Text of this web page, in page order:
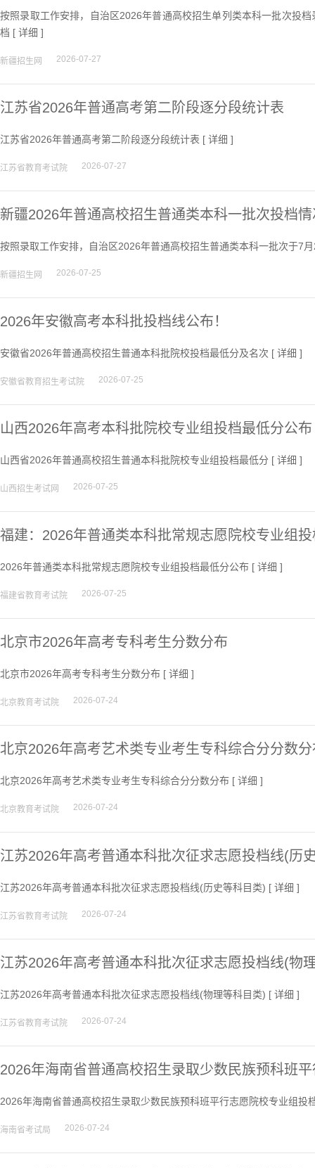
按照录取工作安排，自治区2026年普通高校招生单列类本科一批次投
档 [ 详细 ]
新疆招生网 2026-07-27
江苏省2026年普通高考第二阶段逐分段统计表
江苏省2026年普通高考第二阶段逐分段统计表 [ 详细 ]
江苏省教育考试院 2026-07-27
新疆2026年普通高校招生普通类本科一批次投档情
按照录取工作安排，自治区2026年普通高校招生普通类本科一批次于7
新疆招生网 2026-07-25
2026年安徽高考本科批投档线公布！
安徽省2026年普通高校招生普通本科批院校投档最低分及名次 [ 详细 ]
安徽省教育招生考试院 2026-07-25
山西2026年高考本科批院校专业组投档最低分公布
山西省2026年普通高校招生普通本科批院校专业组投档最低分 [ 详细 ]
山西招生考试网 2026-07-25
福建：2026年普通类本科批常规志愿院校专业组
2026年普通类本科批常规志愿院校专业组投档最低分公布 [ 详细 ]
福建省教育考试院 2026-07-25
北京市2026年高考专科考生分数分布
北京市2026年高考专科考生分数分布 [ 详细 ]
北京教育考试院 2026-07-24
北京2026年高考艺术类专业考生专科综合分分数分
北京2026年高考艺术类专业考生专科综合分分数分布 [ 详细 ]
北京教育考试院 2026-07-24
江苏2026年高考普通本科批次征求志愿投档线(历
江苏2026年高考普通本科批次征求志愿投档线(历史等科目类) [ 详细 ]
江苏省教育考试院 2026-07-24
江苏2026年高考普通本科批次征求志愿投档线(物
江苏2026年高考普通本科批次征求志愿投档线(物理等科目类) [ 详细 ]
江苏省教育考试院 2026-07-24
2026年海南省普通高校招生录取少数民族预科班
2026年海南省普通高校招生录取少数民族预科班平行志愿院校专业组投
海南省考试局 2026-07-24